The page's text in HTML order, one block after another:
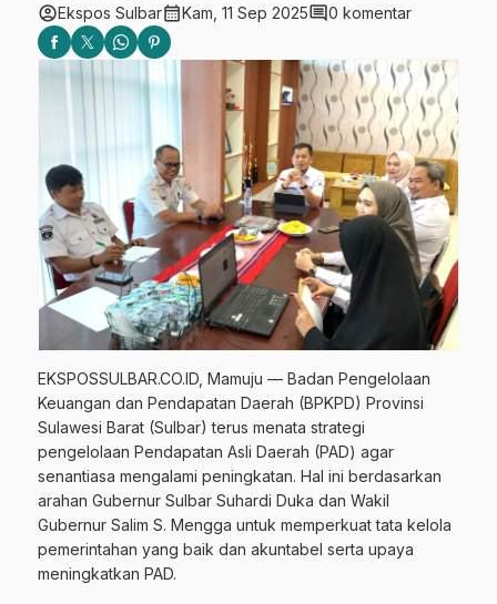
account_circleEkspos Sulbarcalendar_monthKam, 11 Sep 2025comment0 komentar
EKSPOSSULBAR.CO.ID, Mamuju — Badan Pengelolaan
Keuangan dan Pendapatan Daerah (BPKPD) Provinsi
Sulawesi Barat (Sulbar) terus menata strategi
pengelolaan Pendapatan Asli Daerah (PAD) agar
senantiasa mengalami peningkatan. Hal ini berdasarkan
arahan Gubernur Sulbar Suhardi Duka dan Wakil
Gubernur Salim S. Mengga untuk memperkuat tata kelola
pemerintahan yang baik dan akuntabel serta upaya
meningkatkan PAD.